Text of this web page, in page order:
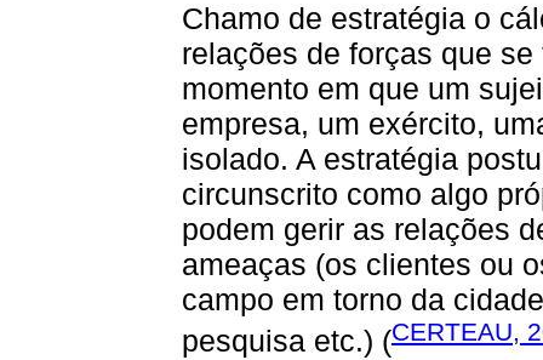
Chamo de estratégia o
relações de forças que
momento em que um
empresa, um exército,
isolado. A estratégia
circunscrito como algo
podem gerir as relações
ameaças (os clientes ou
campo em torno da
pesquisa etc.) (CERTEAU,